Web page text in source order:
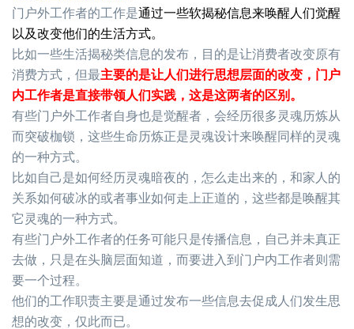
门户外工作者的工作是通过一些软揭秘信息来唤醒人们觉醒
以及改变他们的生活方式。
比如一些生活揭秘类信息的发布，目的是让消费者改变原有
消费方式，但最主要的是让人们进行思想层面的改变，门户
内工作者是直接带领人们实践，这是这两者的区别。
有些门户外工作者自身也是觉醒者，会经历很多灵魂历炼从
而突破枷锁，这些生命历炼正是灵魂设计来唤醒同样的灵魂
的一种方式。
比如自己是如何经历灵魂暗夜的，怎么走出来的，和家人的
关系如何破冰的或者事业如何走上正道的，这些都是唤醒其
它灵魂的一种方式。
有些门户外工作者的任务可能只是传播信息，自己并未真正
去做，只是在头脑层面知道，而要进入到门户内工作者则需
要一个过程。
他们的工作职责主要是通过发布一些信息去促成人们发生思
想的改变，仅此而已。